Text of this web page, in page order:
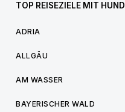
TOP REISEZIELE MIT HUND
ADRIA
ALLGÄU
AM WASSER
BAYERISCHER WALD